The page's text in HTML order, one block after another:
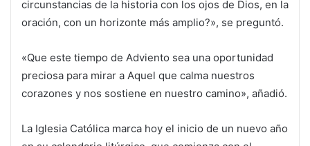
circunstancias de la historia con los ojos de Dios, en la
oración, con un horizonte más amplio?», se preguntó.
«Que este tiempo de Adviento sea una oportunidad
preciosa para mirar a Aquel que calma nuestros
corazones y nos sostiene en nuestro camino», añadió.
La Iglesia Católica marca hoy el inicio de un nuevo año